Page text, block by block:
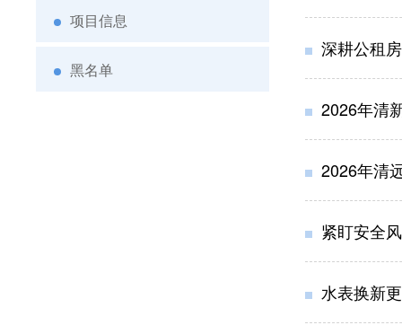
项目信息
黑名单
深耕公租
2026年清
2026年清
紧盯安全
水表换新